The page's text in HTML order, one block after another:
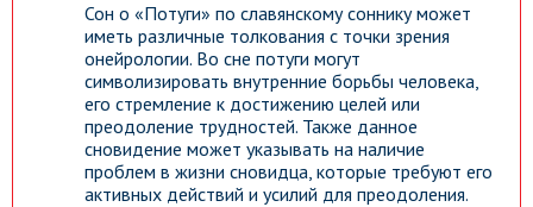
Сон о «Потуги» по славянскому соннику может
иметь различные толкования с точки зрения
онейрологии. Во сне потуги могут
символизировать внутренние борьбы человека,
его стремление к достижению целей или
преодоление трудностей. Также данное
сновидение может указывать на наличие
проблем в жизни сновидца, которые требуют его
активных действий и усилий для преодоления.